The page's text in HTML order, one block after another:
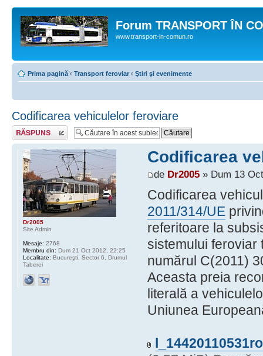
Forum TRANSPORT ÎN
www.transport-in-comun.ro
Prima pagină ‹ Transport feroviar ‹ Ştiri şi evenimente
Codificarea vehiculelor feroviare
Răspunde
Codificarea
de Dr2005» Dum 13
Codificarea
2011/314/UE
referitoare la
sistemului feroviar
numărul C(2011)
Aceasta preia
literală a
Uniunea
Dr2005
Site Admin
Mesaje: 2768
Membru din: Dum 21 Oct 2012, 22:25
Localitate: Bucureşti, Sector 6, Drumul
Taberei